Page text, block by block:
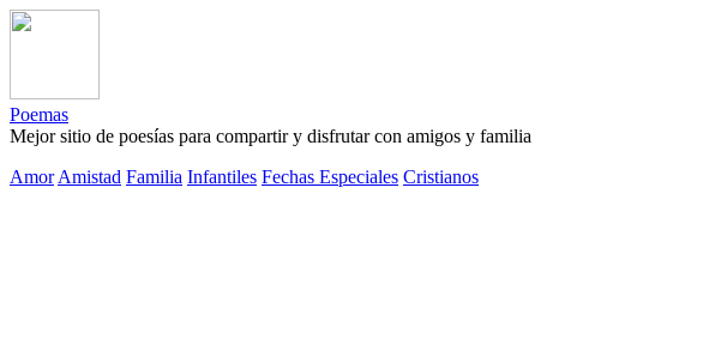
Poemas
Mejor sitio de poesías para compartir y disfrutar con amigos y familia
Amor Amistad Familia Infantiles Fechas Especiales Cristianos